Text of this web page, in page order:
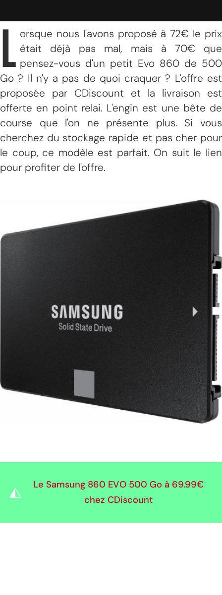
L
orsque nous l'avons proposé à 72€ le prix
était déjà pas mal, mais à 70€ que
pensez-vous d'un petit Evo 860 de 500
Go ? Il n'y a pas de quoi craquer ? L'offre est
proposée par CDiscount et la livraison est
offerte en point relai. L'engin est une bête de
course que l'on ne présente plus. Si vous
cherchez du stockage rapide et pas cher pour
le coup, ce modèle est parfait. On suit le lien
pour profiter de l'offre.
Le Samsung 860 EVO 500 Go à 69.99€
chez CDiscount